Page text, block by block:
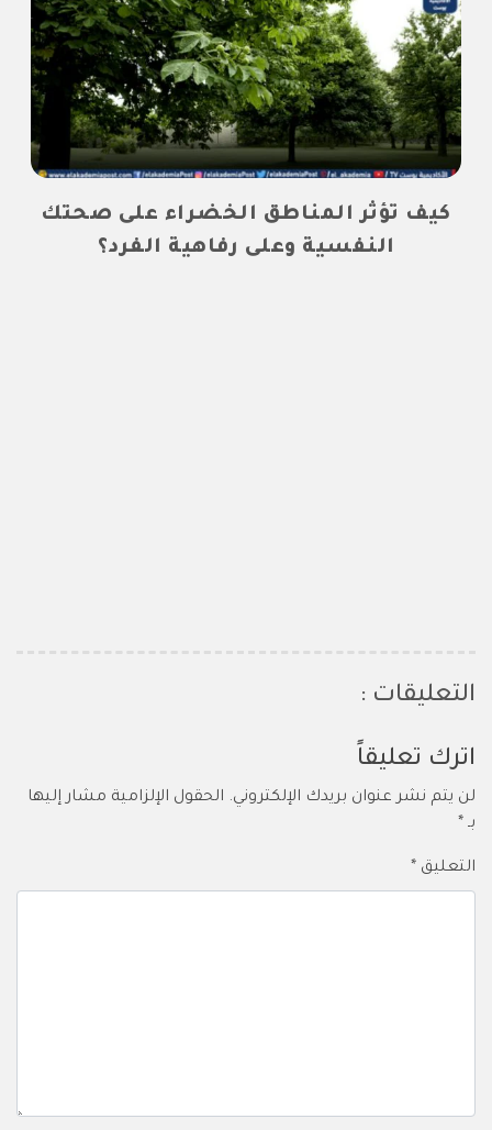
كيف تؤثر المناطق الخضراء على صحتك
النفسية وعلى رفاهية الفرد؟
التعليقات :
اترك تعليقاً
لن يتم نشر عنوان بريدك الإلكتروني. الحقول الإلزامية مشار إليها
بـ *
التعليق *